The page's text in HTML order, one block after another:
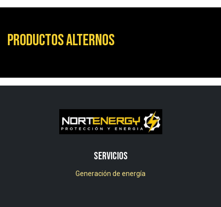
Productos alternos
Servicios
Generación de energía